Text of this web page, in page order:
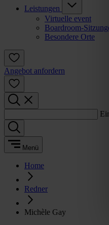
Leistungen
Virtuelle event
Boardroom-
Besondere Orte
Angebot anfordern
Menü
Home
Redner
Michèle Gay